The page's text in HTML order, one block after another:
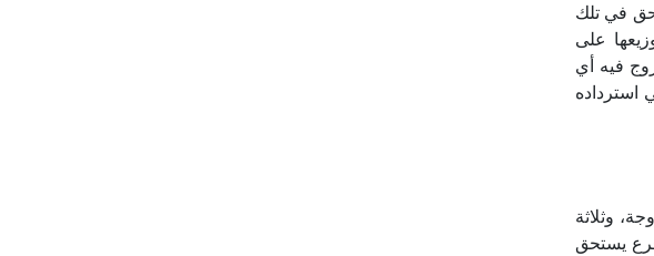
حق في تلك
على
فيه أي
استرداده
زوجة، وثلاثة
فرع يستحق